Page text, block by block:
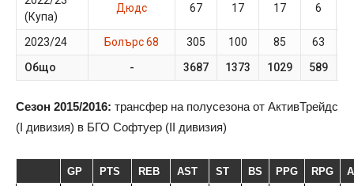
(Купа)
Дюдс 67 17 17 6
2023/24 Болърс 68 305 100 85 63
Общо
- 3687 1373 1029 589
Сезон 2015/2016: трансфер на полусезона от АктивТрейдс
(I дивизия) в БГО Софтуер (II дивизия)
GP PTS REB AST ST BS PPG RPG